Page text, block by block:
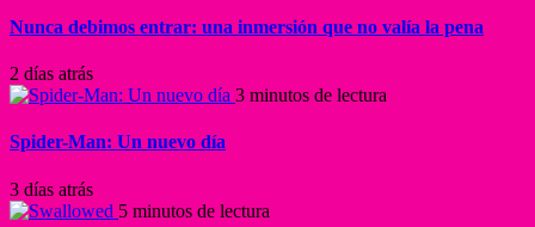
Nunca debimos entrar: una inmersión que no valía la pena
2 días atrás
3 minutos de lectura
Spider-Man: Un nuevo día
3 días atrás
5 minutos de lectura